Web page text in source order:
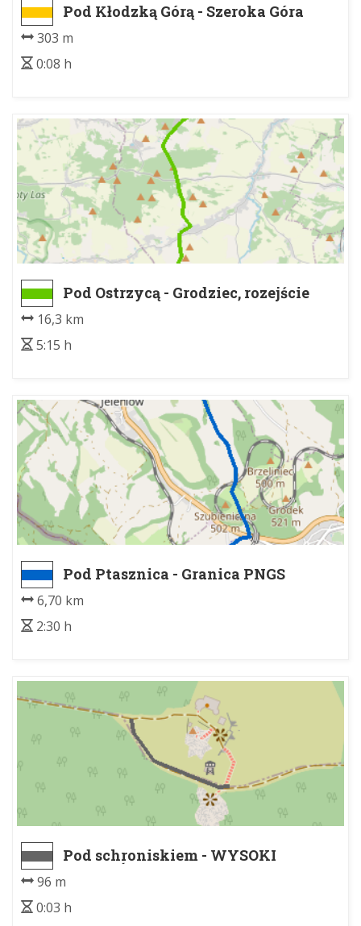
Pod Kłodzką Górą - Szeroka Góra
303 m
0:08 h
Pod Ostrzycą - Grodziec, rozejście
16,3 km
5:15 h
Pod Ptasznica - Granica PNGS
6,70 km
2:30 h
Pod schroniskiem - WYSOKI
KAMIEŃ
96 m
0:03 h